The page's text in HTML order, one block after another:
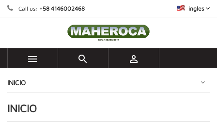
Call us: +58 4146002468 ingles
  
INICIO
INICIO